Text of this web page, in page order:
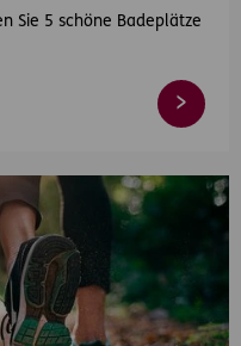
Sie 5 schöne Badeplätze